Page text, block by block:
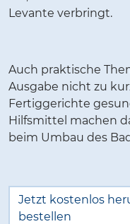
Levante verbringt.
Auch praktische
Ausgabe nicht zu
Fertiggerichte
Hilfsmittel machen
beim Umbau des
Jetzt kostenlos
bestellen